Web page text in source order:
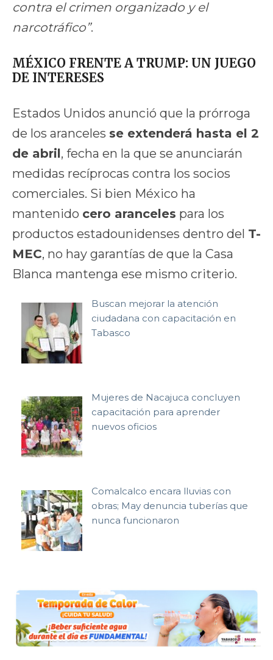
contra el crimen organizado y el
narcotráfico”.
MÉXICO FRENTE A TRUMP: UN JUEGO
DE INTERESES
Estados Unidos anunció que la prórroga
de los aranceles se extenderá hasta el 2
de abril, fecha en la que se anunciarán
medidas recíprocas contra los socios
comerciales. Si bien México ha
mantenido cero aranceles para los
productos estadounidenses dentro del T-
MEC, no hay garantías de que la Casa
Blanca mantenga ese mismo criterio.
Buscan mejorar la atención
ciudadana con capacitación en
Tabasco
Mujeres de Nacajuca concluyen
capacitación para aprender
nuevos oficios
Comalcalco encara lluvias con
obras; May denuncia tuberías que
nunca funcionaron